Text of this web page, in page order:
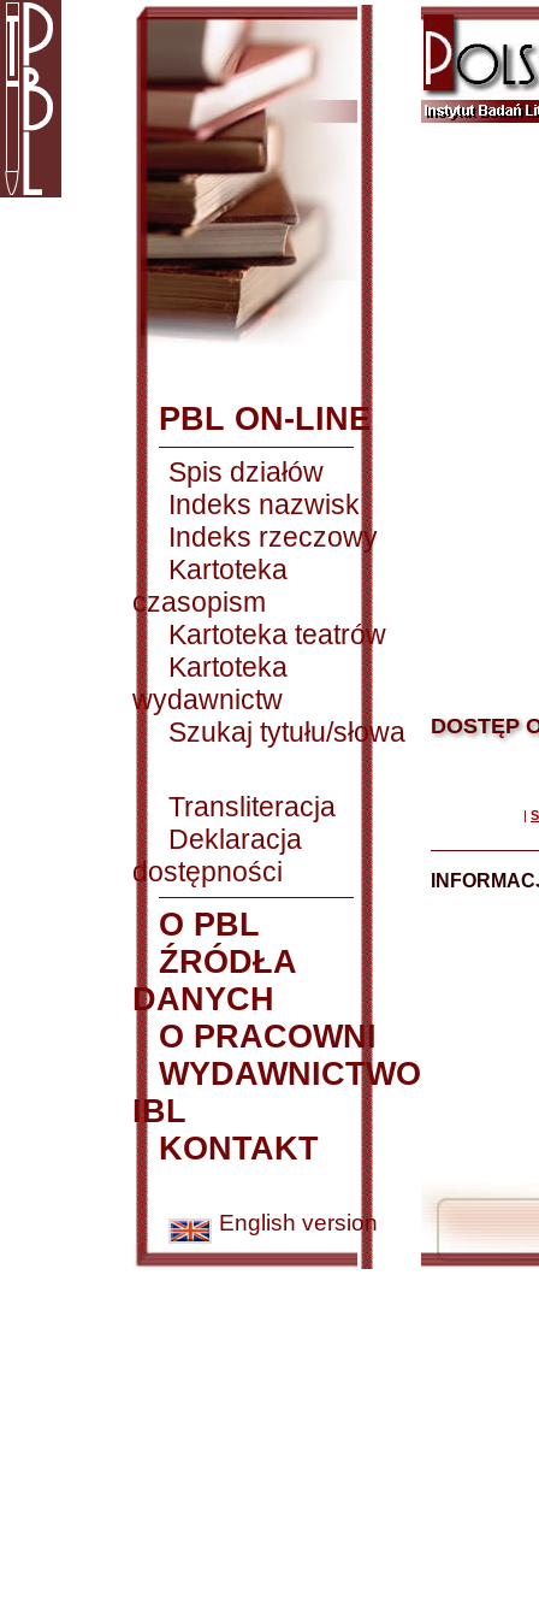
PBL ON-LINE
Spis działów
Indeks nazwisk
Indeks rzeczowy
Kartoteka
czasopism
Kartoteka teatrów
Kartoteka
wydawnictw
Szukaj tytułu/słowa
Transliteracja
Deklaracja
dostępności
O PBL
ŹRÓDŁA
DANYCH
O PRACOWNI
WYDAWNICTWO
IBL
KONTAKT
English version
DOSTĘP
|